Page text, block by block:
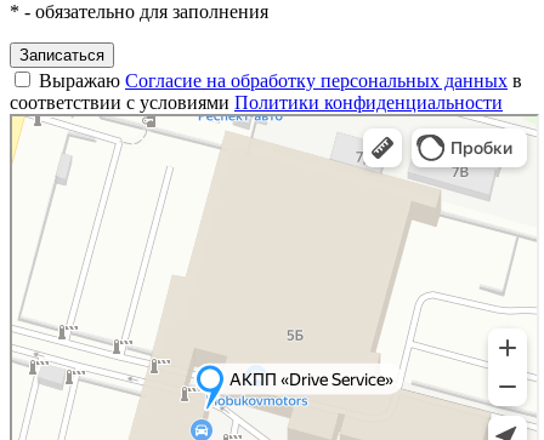
* - обязательно для заполнения
Записаться
Выражаю Согласие на обработку персональных данных в
соответствии с условиями Политики конфиденциальности